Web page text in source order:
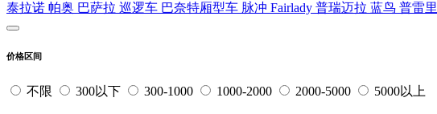
泰拉诺 帕奥 巴萨拉 巡逻车 巴奈特厢型车 脉冲 Fairlady 普瑞迈拉 蓝鸟 普雷里
价格区间
不限 300以下 300-1000 1000-2000 2000-5000 5000以上